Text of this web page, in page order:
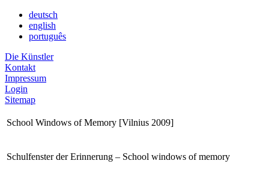
deutsch
english
português
Die Künstler
Kontakt
Impressum
Login
Sitemap
School Windows of Memory [Vilnius 2009]
Schulfenster der Erinnerung – School windows of memory